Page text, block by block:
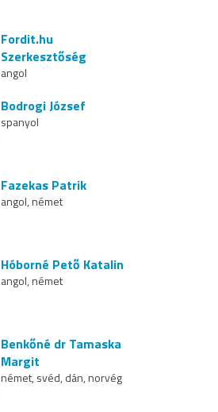
Fordit.hu
Szerkesztőség
angol
Bodrogi József
spanyol
Fazekas Patrik
angol, német
Hóborné Pető Katalin
angol, német
Benkőné dr Tamaska
Margit
német, svéd, dán, norvég